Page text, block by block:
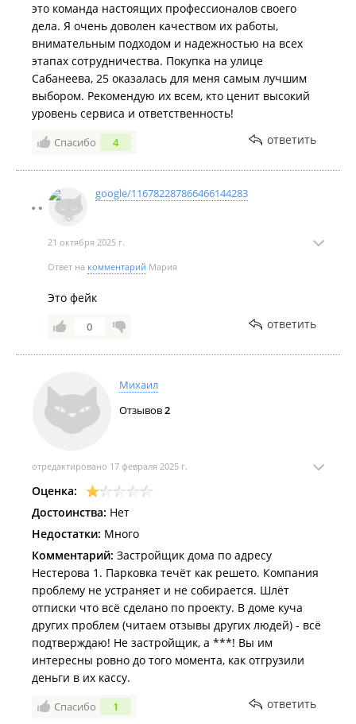
это команда настоящих профессионалов своего
дела. Я очень доволен качеством их работы,
внимательным подходом и надежностью на всех
этапах сотрудничества. Покупка на улице
Сабанеева, 25 оказалась для меня самым лучшим
выбором. Рекомендую их всем, кто ценит высокий
уровень сервиса и ответственность!
Спасибо 4 ответить
google/116782287866466144283
21 октября 2025 г.
Ответ на комментарий Мария
Это фейк
0 ответить
Михаил
Отзывов2
отредактировано 17 февраля 2025 г.
Оценка:
Достоинства: Нет
Недостатки: Много
Комментарий: Застройщик дома по адресу
Нестерова 1. Парковка течёт как решето. Компания
проблему не устраняет и не собирается. Шлёт
отписки что всё сделано по проекту. В доме куча
других проблем (читаем отзывы других людей) - всё
подтверждаю! Не застройщик, а ***! Вы им
интересны ровно до того момента, как отгрузили
деньги в их кассу.
Спасибо 1 ответить